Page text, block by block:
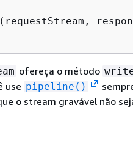
ofereça o método
use pipeline()
o stream gravável não